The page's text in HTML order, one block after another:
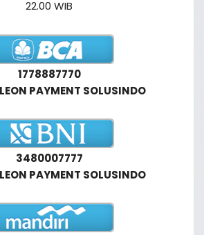
22.00 WIB
1778887770
PAYMENT SOLUSINDO
3480007777
PAYMENT SOLUSINDO